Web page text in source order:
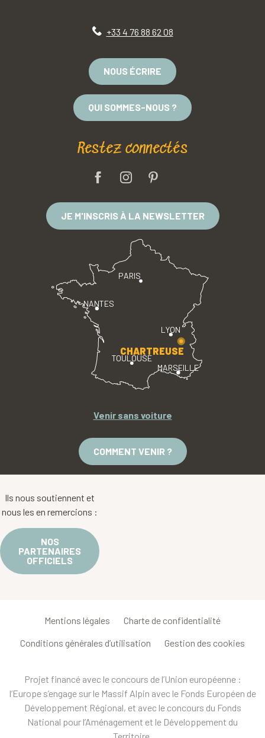
+33 4 76 88 62 08
NOUS ÉCRIRE
QUI SOMMES-NOUS ?
Restez connectés
JE M'INSCRIS À LA NEWSLETTER
PARIS
LYON
TOULOUSE
MARSEILLE
NANTES
CHARTREUSE
Venir sans voiture
COMMENT VENIR ?
Ils nous soutiennent et
nous les en remercions :
NOS
PARTENAIRES
OFFICIELS
Mentions légales Charte de confidentialité
Conditions générales d’utilisation Gestion des cookies
Projet financé avec le concours de l’Union européenne :
l’Europe s’engage sur le Massif Alpin avec le Fonds Européen de
Développement Régional, et avec le concours du Fonds
National pour l’Aménagement et le Développement du